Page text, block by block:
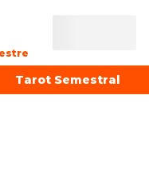
Tarot Semestral